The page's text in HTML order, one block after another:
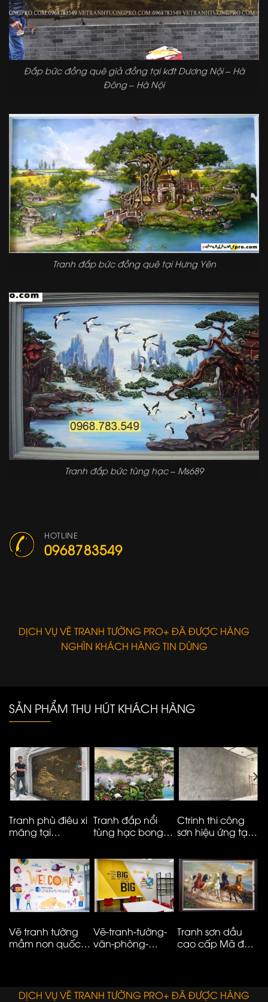
Đắp bức đồng quê giả đồng tại kđt Dương Nội – Hà
Đông – Hà Nội
Tranh đắp bức đồng quê tại Hưng Yên
Tranh đắp bức tùng hạc – Ms689
HOTLINE
0968783549
DỊCH VỤ VẼ TRANH TƯỜNG PRO+ ĐÃ ĐƯỢC HÀNG
NGHÌN KHÁCH HÀNG TIN DÙNG
SẢN PHẨM THU HÚT KHÁCH HÀNG
Tranh phù điêu xi
măng tại
City
Tranh đắp nổi
tùng hạc bong
Ctrinh thi công
sơn hiệu ứng tại
Vẽ tranh tường
mầm non quốc
Vẽ-tranh-tường-
văn-phòng-
Tranh sơn dầu
cao cấp Mã đáo
DỊCH VỤ VẼ TRANH TƯỜNG PRO+ ĐÃ ĐƯỢC HÀNG